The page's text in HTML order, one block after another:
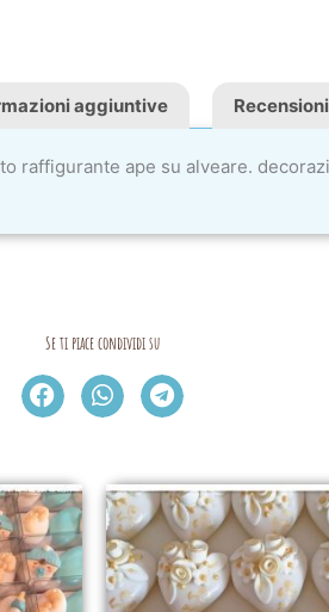
aggiuntive
raffigurante ape su alveare.
Se ti piace condividi su